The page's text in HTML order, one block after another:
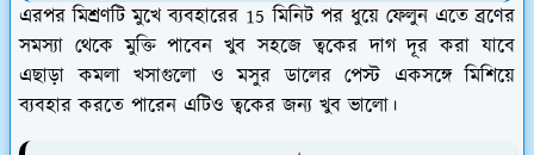
এরপর মিশ্রণটি মুখে ব্যবহারের 15 মিনিট পর ধুয়ে ফেলুন এতে ব্রণের
সমস্যা থেকে মুক্তি পাবেন খুব সহজে ত্বকের দাগ দূর করা যাবে
এছাড়া কমলা খসাগুলো ও মসুর ডালের পেস্ট একসঙ্গে মিশিয়ে
ব্যবহার করতে পারেন এটিও ত্বকের জন্য খুব ভালো।